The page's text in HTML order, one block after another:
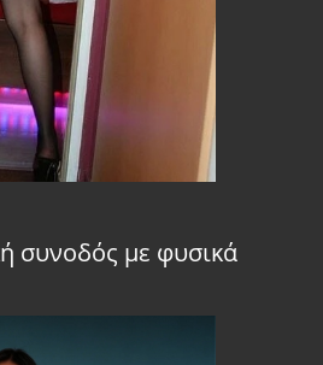
συνοδός με φυσικά